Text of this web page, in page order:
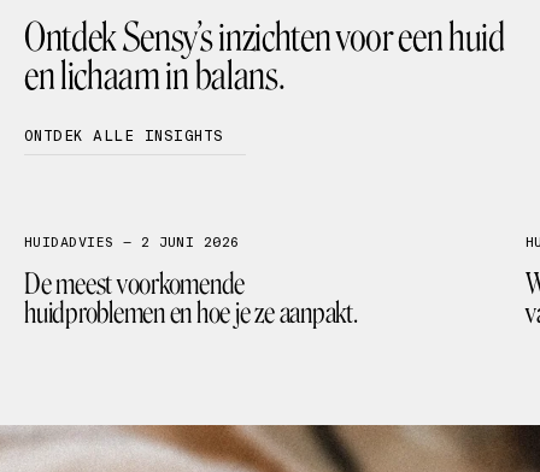
Ontdek Sensy’s inzichten voor een huid
en lichaam in balans.
ONTDEK ALLE INSIGHTS
FACIALS MEDISCHE LASER
HUIDADVIES — 2 JUNI 2026
De meest voorkomende
huidproblemen en hoe je ze aanpakt.